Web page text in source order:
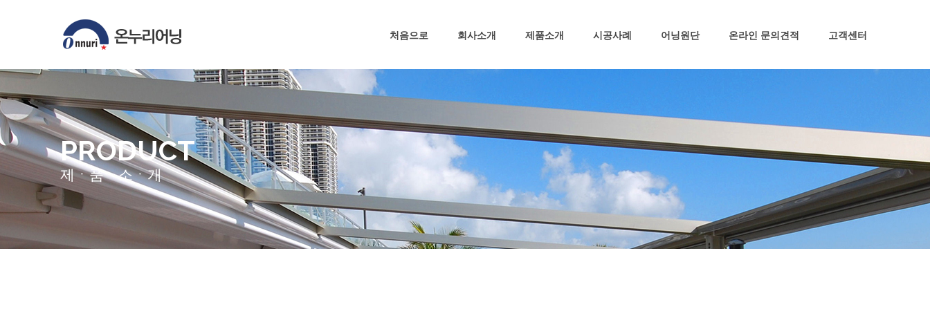
처음으로 회사소개 제품소개 시공사례 어닝원단 온라인 문의견적 고객센터
PRODUCT
제ㆍ품ㆍ소ㆍ개